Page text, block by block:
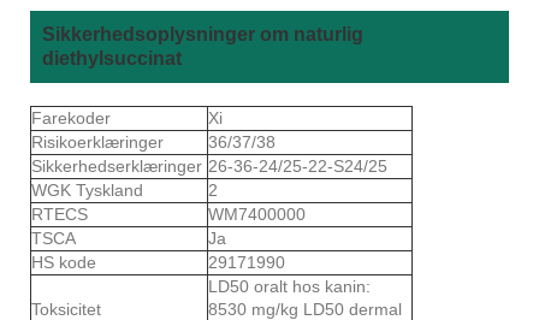
Sikkerhedsoplysninger om naturlig
diethylsuccinat
Farekoder
Xi
Risikoerklæringer
36/37/38
Sikkerhedserklæringer 26-36-24/25-22-S24/25
WGK Tyskland
2
RTECS
WM7400000
TSCA
Ja
HS kode
29171990
Toksicitet
LD50 oralt hos kanin:
8530 mg/kg LD50 dermal